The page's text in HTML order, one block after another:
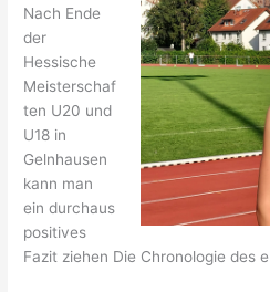
Nach Ende
der
Hessische
Meisterschaf
ten U20 und
U18 in
Gelnhausen
kann man
ein durchaus
positives
Fazit ziehen Die Chronologie des